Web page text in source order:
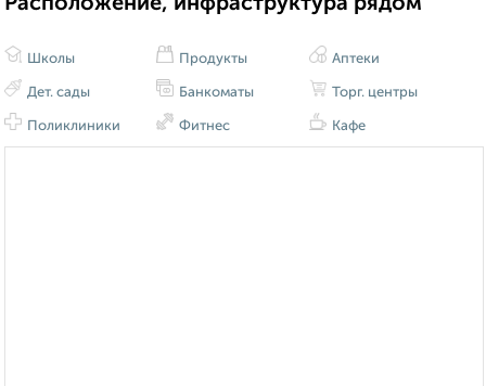
Школы
Дет. сады
Поликлиники
Продукты
Банкоматы
Фитнес
Аптеки
Торг. центры
Кафе